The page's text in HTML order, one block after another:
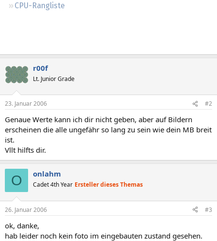
CPU-Rangliste
r00f
Lt. Junior Grade
23. Januar 2006 #2
Genaue Werte kann ich dir nicht geben, aber auf Bildern
erscheinen die alle ungefähr so lang zu sein wie dein MB breit
ist.
Vllt hilfts dir.
O onlahm
Cadet 4th Year Ersteller dieses Themas
26. Januar 2006 #3
ok, danke,
hab leider noch kein foto im eingebauten zustand gesehen.